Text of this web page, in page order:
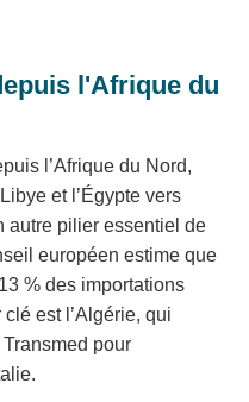
l'Afrique du
l’Afrique du Nord,
et l’Égypte vers
autre pilier essentiel de
européen estime que
% des importations
clé est l’Algérie, qui
pour